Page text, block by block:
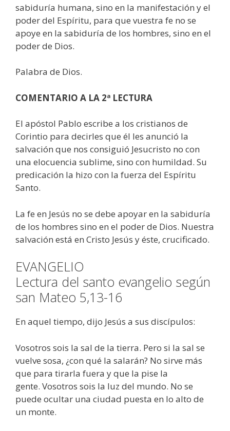
sabiduría humana, sino en la manifestación y el
poder del Espíritu, para que vuestra fe no se
apoye en la sabiduría de los hombres, sino en el
poder de Dios.
Palabra de Dios.
COMENTARIO A LA 2ª LECTURA
El apóstol Pablo escribe a los cristianos de
Corintio para decirles que él les anunció la
salvación que nos consiguió Jesucristo no con
una elocuencia sublime, sino con humildad. Su
predicación la hizo con la fuerza del Espíritu
Santo.
La fe en Jesús no se debe apoyar en la sabiduría
de los hombres sino en el poder de Dios. Nuestra
salvación está en Cristo Jesús y éste, crucificado.
EVANGELIO
Lectura del santo evangelio según
san Mateo 5,13-16
En aquel tiempo, dijo Jesús a sus discípulos:
Vosotros sois la sal de la tierra. Pero si la sal se
vuelve sosa, ¿con qué la salarán? No sirve más
que para tirarla fuera y que la pise la
gente. Vosotros sois la luz del mundo. No se
puede ocultar una ciudad puesta en lo alto de
un monte.